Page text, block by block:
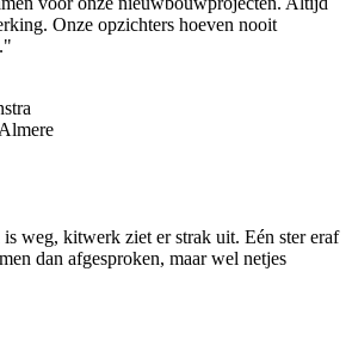
Onze opzichters hoeven nooit
"
Almere
weg, kitwerk ziet er strak uit. Eén ster eraf
dan afgesproken, maar wel netjes